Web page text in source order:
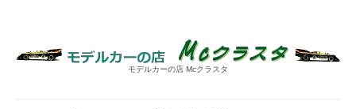
モデルカーの店 Mcクラスタ